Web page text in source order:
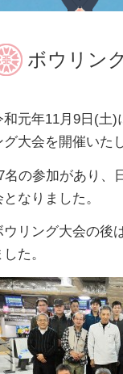
ボウリン
和元年11月9日(土)
グ大会を開催いた
名の参加があり、
となりました。
ウリング大会の後
した。